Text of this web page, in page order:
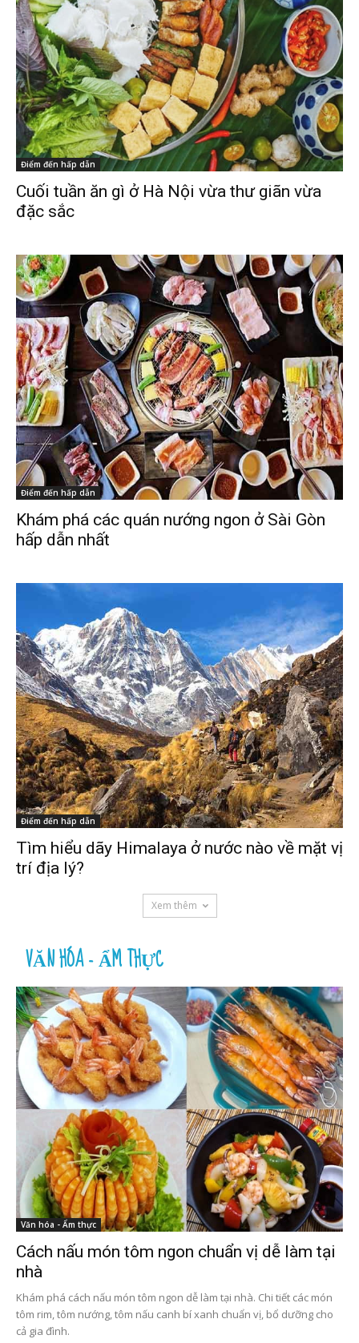
Điểm đến hấp dẫn
Cuối tuần ăn gì ở Hà Nội vừa thư giãn vừa
đặc sắc
Điểm đến hấp dẫn
Khám phá các quán nướng ngon ở Sài Gòn
hấp dẫn nhất
Điểm đến hấp dẫn
Tìm hiểu dãy Himalaya ở nước nào về mặt vị
trí địa lý?
Xem thêm
VĂN HÓA - ẨM THỰC
Văn hóa - Ẩm thực
Cách nấu món tôm ngon chuẩn vị dễ làm tại
nhà
Khám phá cách nấu món tôm ngon dễ làm tại nhà. Chi tiết các món
tôm rim, tôm nướng, tôm nấu canh bí xanh chuẩn vị, bổ dưỡng cho
cả gia đình.